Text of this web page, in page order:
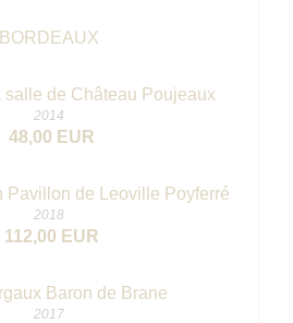
BORDEAUX
salle de Château Poujeaux
2014
48,00 EUR
Pavillon de Leoville Poyferré
2018
112,00 EUR
Baron de Brane
2017